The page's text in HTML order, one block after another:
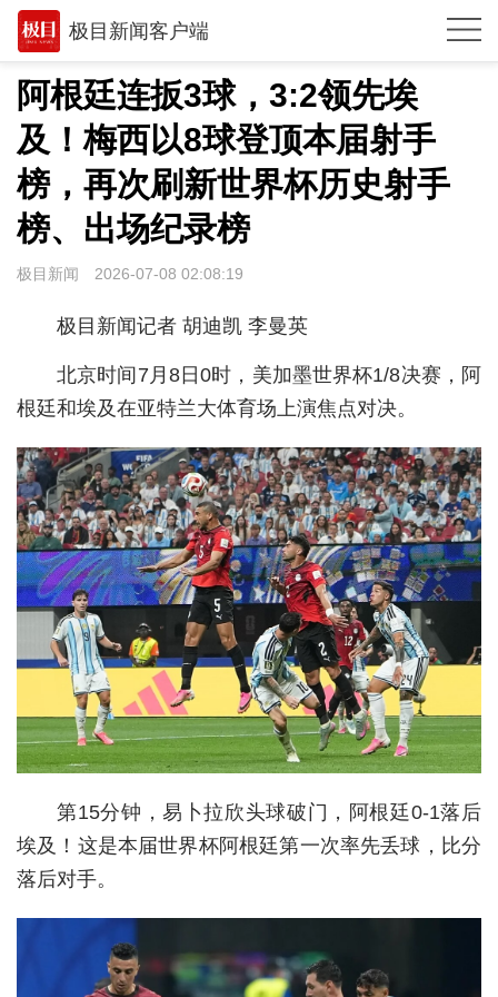
极目新闻客户端
推荐
体育
观点
时政
湖北
武汉
环球
专题
极客圈
经济
城建
科教
健康
悠游
相亲
汽车
房产
阿根廷连扳3球，3:2领先埃
及！梅西以8球登顶本届射手
榜，再次刷新世界杯历史射手
榜、出场纪录榜
极目新闻 2026-07-08 02:08:19
极目新闻记者 胡迪凯 李曼英
北京时间7月8日0时，美加墨世界杯1/8决赛，阿
根廷和埃及在亚特兰大体育场上演焦点对决。
第15分钟，易卜拉欣头球破门，阿根廷0-1落后
埃及！这是本届世界杯阿根廷第一次率先丢球，比分
落后对手。